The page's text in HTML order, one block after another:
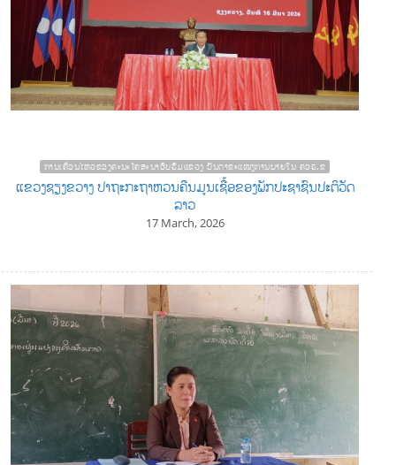
ການເຄື່ອນໄຫວຂອງຄະນະໂຄສະນາອົບຮົມແຂວງ ບັນດາຂະແໜງການພາຍໃນ ຄອຮ.ຂ
ແຂວງຊຽງຂວາງ ປາຖະກະຖາຫວນຄືນມູນເຊື້ອຂອງພັກປະຊາຊົນປະຕິວັດ
ລາວ
17 March, 2026